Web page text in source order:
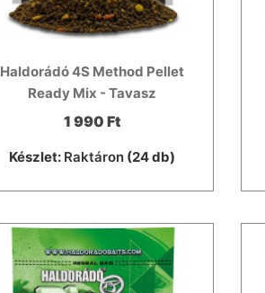
Haldorádó 4S Method Pellet
Ready Mix - Tavasz
1 990 Ft
Készlet: Raktáron (24 db)